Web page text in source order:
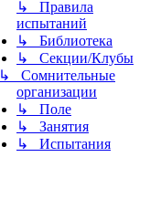
↳ Правила
испытаний
↳ Библиотека
↳ Секции/Клубы
↳ Сомнительные
организации
↳ Поле
↳ Занятия
↳ Испытания